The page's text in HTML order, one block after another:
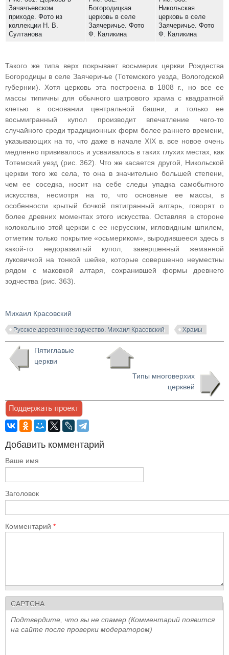
Зачачъевском
приходе. Фото из
коллекции Н. В.
Султанова
Богородицкая
церковь в селе
Заячеричье. Фото
Ф. Каликина
Никольская
церковь в селе
Заячеричье. Фото
Ф. Каликина
Такого же типа верх покрывает восьмерик церкви Рождества
Богородицы в селе Заячеричье (Тотемского уезда, Вологодской
губернии). Хотя церковь эта построена в 1808 г., но все ее
массы типичны для обычного шатрового храма с квадратной
клетью в основании центральной башни, и только ее
восьмигранный купол производит впечатление чего-то
случайного среди традиционных форм более раннего времени,
указывающих на то, что даже в начале XIX в. все новое очень
медленно прививалось и усваивалось в таких глухих местах, как
Тотемский уезд (рис. 362). Что же касается другой, Никольской
церкви того же села, то она в значительно большей степени,
чем ее соседка, носит на себе следы упадка самобытного
искусства, несмотря на то, что основные ее массы, в
особенности крытый бочкой пятигранный алтарь, говорят о
более древних моментах этого искусства. Оставляя в стороне
колокольню этой церкви с ее нерусским, игловидным шпилем,
отметим только покрытие «осьмериком», выродившееся здесь в
какой-то недоразвитый купол, завершенный жеманной
луковичкой на тонкой шейке, которые совершенно неуместны
рядом с маковкой алтаря, сохранившей формы древнего
зодчества (рис. 363).
Михаил Красовский
Русское деревянное зодчество. Михаил Красовский Храмы
Пятиглавые
церкви
Типы многоверхих
церквей
Добавить комментарий
Ваше имя
Заголовок
Комментарий *
CAPTCHA
Подтвердите, что вы не спамер (Комментарий появится
на сайте после проверки модератором)